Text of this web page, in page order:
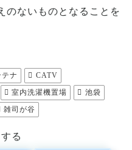
のないものとなることを
ナ
CATV
室内洗濯機置場
池袋
雑司が谷
る